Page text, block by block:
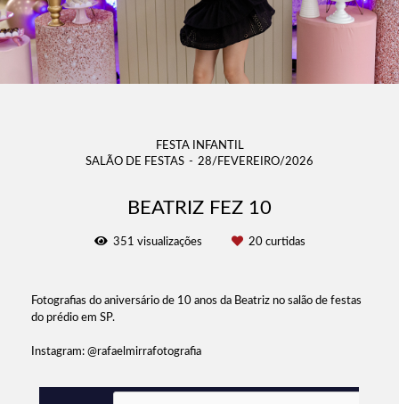
FESTA INFANTIL
SALÃO DE FESTAS
28/FEVEREIRO/2026
BEATRIZ FEZ 10
351 visualizações 20curtidas
Fotografias do aniversário de 10 anos da Beatriz no salão de festas
do prédio em SP.
Instagram: @rafaelmirrafotografia